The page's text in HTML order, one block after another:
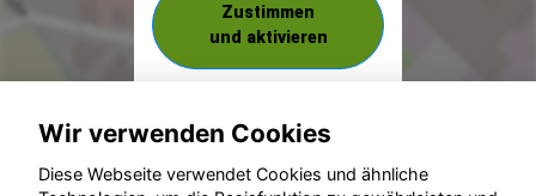
Zustimmen
und aktivieren
Wir verwenden Cookies
Diese Webseite verwendet Cookies und ähnliche